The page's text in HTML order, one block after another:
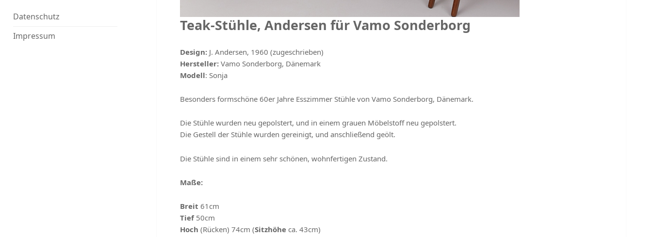
Datenschutz
Impressum
Teak-Stühle, Andersen für Vamo Sonderborg
Design: J. Andersen, 1960 (zugeschrieben)
Hersteller:Vamo Sonderborg, Dänemark
Modell: Sonja
Besonders formschöne 60er Jahre Esszimmer Stühle von Vamo Sonderborg, Dänemark.
Die Stühle wurden neu gepolstert, und in einem grauen Möbelstoff neu gepolstert.
Die Gestell der Stühle wurden gereinigt, und anschließend geölt.
Die Stühle sind in einem sehr schönen, wohnfertigen Zustand.
Maße:
Breit 61cm
Tief50cm
Hoch (Rücken) 74cm (Sitzhöheca. 43cm)